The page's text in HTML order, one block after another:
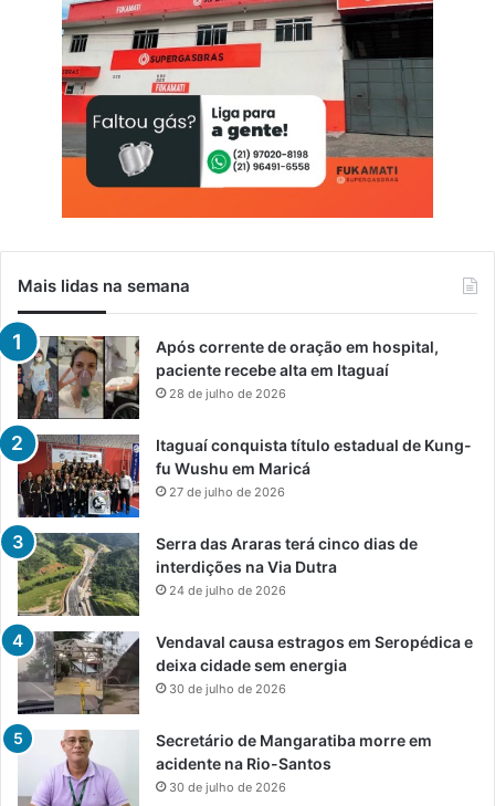
Mais lidas na semana
Após corrente de oração em hospital,
paciente recebe alta em Itaguaí
28 de julho de 2026
Itaguaí conquista título estadual de Kung-
fu Wushu em Maricá
27 de julho de 2026
Serra das Araras terá cinco dias de
interdições na Via Dutra
24 de julho de 2026
Vendaval causa estragos em Seropédica e
deixa cidade sem energia
30 de julho de 2026
Secretário de Mangaratiba morre em
acidente na Rio-Santos
30 de julho de 2026